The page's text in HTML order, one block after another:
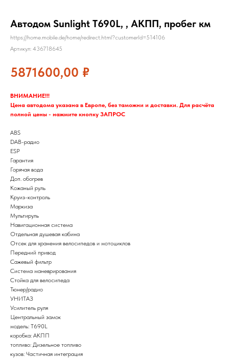
Автодом Sunlight T690L, , АКПП, пробег км
https://home.mobile.de/home/redirect.html?customerId=514106
Артикул: 436718645
5871600,00 ₽
ВНИМАНИЕ!!!
Цена автодома указана в Европе, без таможни и доставки. Для расчёта
полной цены - нажмите кнопку ЗАПРОС
ABS
DAB-радио
ESP
Гарантия
Горячая вода
Доп. обогрев
Кожаный руль
Круиз-контроль
Маркиза
Мультируль
Навигационная система
Отдельная душевая кабина
Отсек для хранения велосипедов и мотоциклов
Передний привод
Сажевый фильтр
Система маневрирования
Стойка для велосипеда
Тюнер/радио
УНИТАЗ
Усилитель руля
Центральный замок
модель: T690L
коробка: АКПП
топливо: Дизельное топливо
кузов: Частичная интеграция